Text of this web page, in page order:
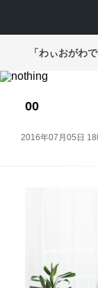
「わぃおがわ
00
2016年07月05日